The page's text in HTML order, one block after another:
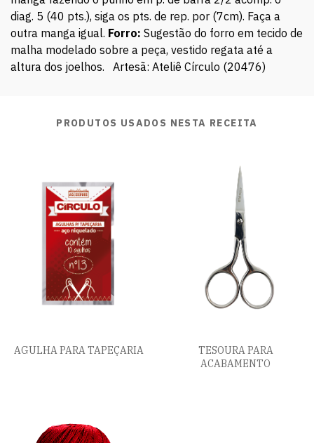
diag. 5 (40 pts.), siga os pts. de rep. por (7cm). Faça a
outra manga igual. Forro: Sugestão do forro em tecido de
malha modelado sobre a peça, vestido regata até a
altura dos joelhos. Artesã: Ateliê Círculo (20476)
PRODUTOS USADOS NESTA RECEITA
AGULHA PARA TAPEÇARIA
TESOURA PARA
ACABAMENTO